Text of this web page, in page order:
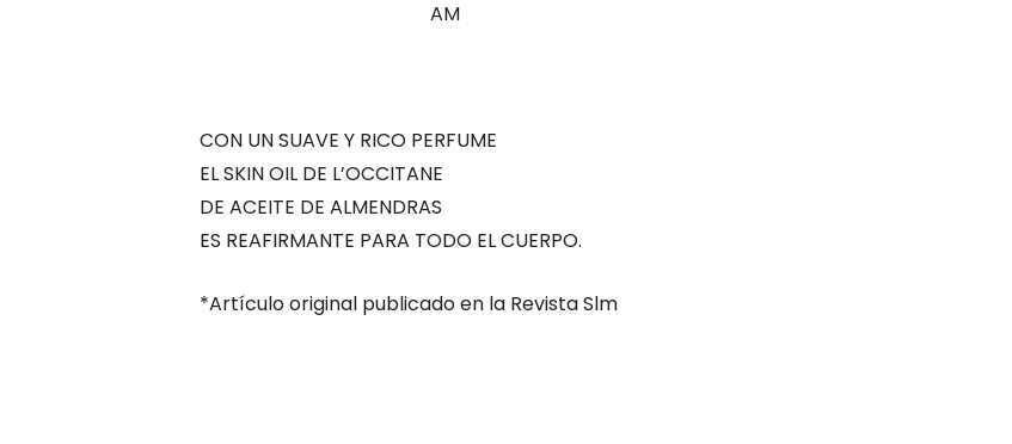
CON UN SUAVE Y RICO PERFUME
EL SKIN OIL DE L’OCCITANE
DE ACEITE DE ALMENDRAS
ES REAFIRMANTE PARA TODO EL CUERPO.
*Artículo original publicado en la Revista Slm